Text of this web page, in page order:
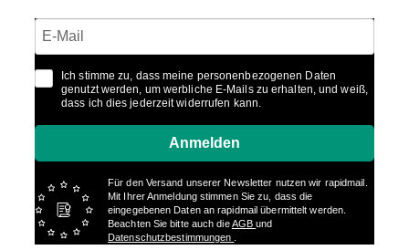
Ich stimme zu, dass meine personenbezogenen Daten
genutzt werden, um werbliche E-Mails zu erhalten, und weiß,
dass ich dies jederzeit widerrufen kann.
Anmelden
Für den Versand unserer Newsletter nutzen wir rapidmail.
Mit Ihrer Anmeldung stimmen Sie zu, dass die
eingegebenen Daten an rapidmail übermittelt werden.
Beachten Sie bitte auch dieAGBund
Datenschutzbestimmungen